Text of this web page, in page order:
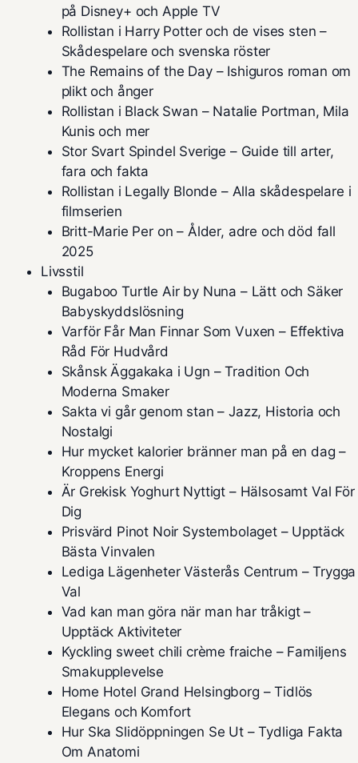
på Disney+ och Apple TV
Rollistan i Harry Potter och de vises sten –
Skådespelare och svenska röster
The Remains of the Day – Ishiguros roman om
plikt och ånger
Rollistan i Black Swan – Natalie Portman, Mila
Kunis och mer
Stor Svart Spindel Sverige – Guide till arter,
fara och fakta
Rollistan i Legally Blonde – Alla skådespelare i
filmserien
Britt-Marie Per on – Ålder, adre och död fall
2025
Livsstil
Bugaboo Turtle Air by Nuna – Lätt och Säker
Babyskyddslösning
Varför Får Man Finnar Som Vuxen – Effektiva
Råd För Hudvård
Skånsk Äggakaka i Ugn – Tradition Och
Moderna Smaker
Sakta vi går genom stan – Jazz, Historia och
Nostalgi
Hur mycket kalorier bränner man på en dag –
Kroppens Energi
Är Grekisk Yoghurt Nyttigt – Hälsosamt Val För
Dig
Prisvärd Pinot Noir Systembolaget – Upptäck
Bästa Vinvalen
Lediga Lägenheter Västerås Centrum – Trygga
Val
Vad kan man göra när man har tråkigt –
Upptäck Aktiviteter
Kyckling sweet chili crème fraiche – Familjens
Smakupplevelse
Home Hotel Grand Helsingborg – Tidlös
Elegans och Komfort
Hur Ska Slidöppningen Se Ut – Tydliga Fakta
Om Anatomi